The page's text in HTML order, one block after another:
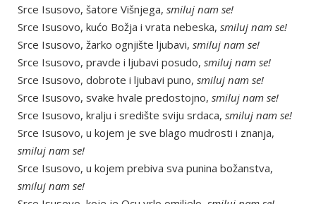
Srce Isusovo, šatore Višnjega, smiluj nam se!
Srce Isusovo, kućo Božja i vrata nebeska, smiluj nam se!
Srce Isusovo, žarko ognjište ljubavi, smiluj nam se!
Srce Isusovo, pravde i ljubavi posudo, smiluj nam se!
Srce Isusovo, dobrote i ljubavi puno, smiluj nam se!
Srce Isusovo, svake hvale predostojno, smiluj nam se!
Srce Isusovo, kralju i središte sviju srdaca, smiluj nam se!
Srce Isusovo, u kojem je sve blago mudrosti i znanja,
smiluj nam se!
Srce Isusovo, u kojem prebiva sva punina božanstva,
smiluj nam se!